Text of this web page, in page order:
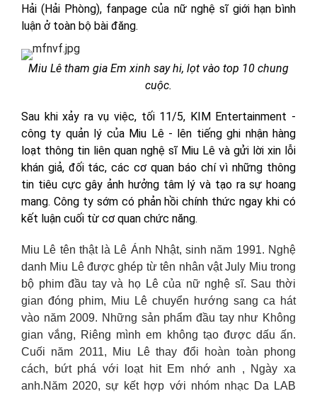
Hải (Hải Phòng), fanpage của nữ nghệ sĩ giới hạn bình
luận ở toàn bộ bài đăng.
Miu Lê tham gia Em xinh say hi, lọt vào top 10 chung
cuộc.
Sau khi xảy ra vụ việc, tối 11/5, KIM Entertainment -
công ty quản lý của Miu Lê - lên tiếng ghi nhận hàng
loạt thông tin liên quan nghệ sĩ Miu Lê và gửi lời xin lỗi
khán giả, đối tác, các cơ quan báo chí vì những thông
tin tiêu cực gây ảnh hưởng tâm lý và tạo ra sự hoang
mang. Công ty sớm có phản hồi chính thức ngay khi có
kết luận cuối từ cơ quan chức năng.
Miu Lê tên thật là Lê Ánh Nhật, sinh năm 1991. Nghệ
danh Miu Lê được ghép từ tên nhân vật July Miu trong
bộ phim đầu tay và họ Lê của nữ nghệ sĩ. Sau thời
gian đóng phim, Miu Lê chuyển hướng sang ca hát
vào năm 2009. Những sản phẩm đầu tay như Không
gian vắng, Riêng mình em không tạo được dấu ấn.
Cuối năm 2011, Miu Lê thay đổi hoàn toàn phong
cách, bứt phá với loạt hit Em nhớ anh , Ngày xa
anh.Năm 2020, sự kết hợp với nhóm nhạc Da LAB